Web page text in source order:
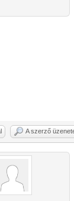
A szerző